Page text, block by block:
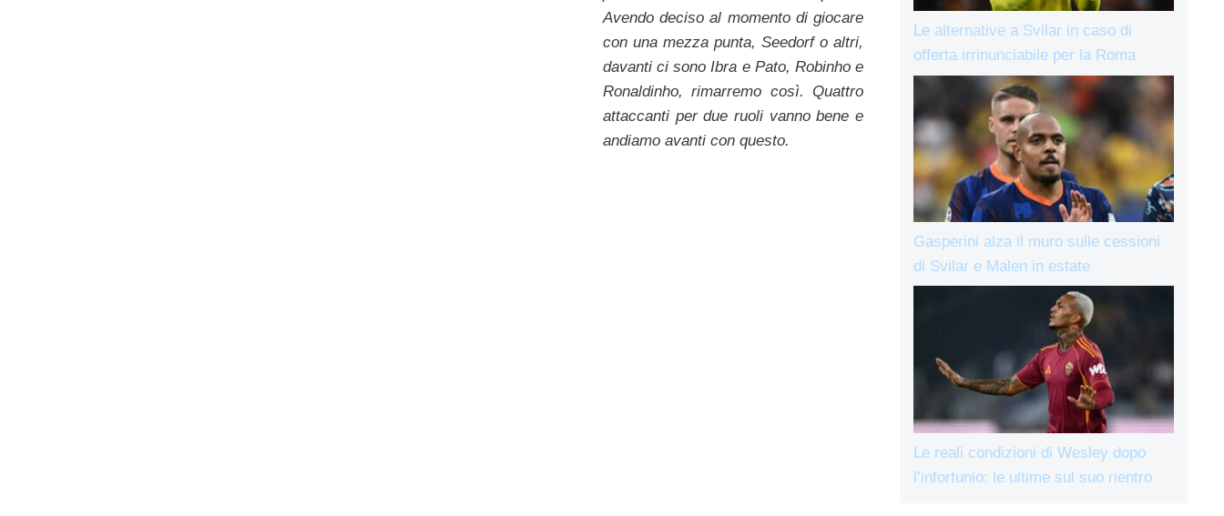
Avendo deciso al momento di giocare
con una mezza punta, Seedorf o altri,
davanti ci sono Ibra e Pato, Robinho e
Ronaldinho, rimarremo così. Quattro
attaccanti per due ruoli vanno bene e
andiamo avanti con questo.
Le alternative a Svilar in caso di
offerta irrinunciabile per la Roma
Gasperini alza il muro sulle cessioni
di Svilar e Malen in estate
Le reali condizioni di Wesley dopo
l’infortunio: le ultime sul suo rientro